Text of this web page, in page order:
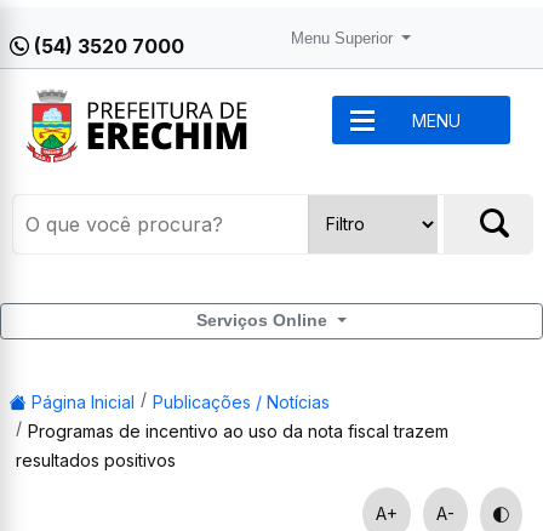
(54) 3520 7000 Menu Superior
MENU
Serviços Online
Página Inicial
Publicações / Notícias
Programas de incentivo ao uso da nota fiscal trazem
resultados positivos
A+ A-